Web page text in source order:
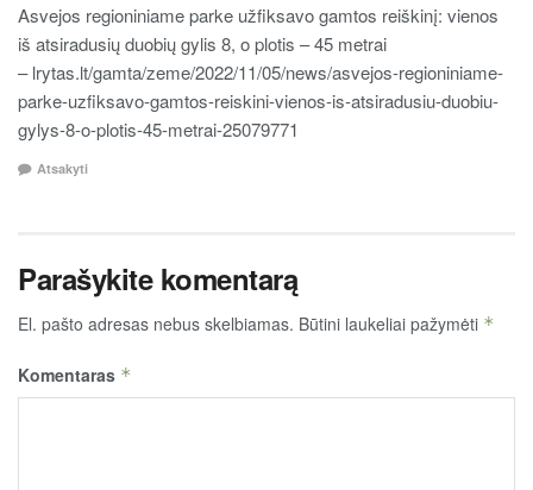
Asvejos regioniniame parke užfiksavo gamtos reiškinį: vienos
iš atsiradusių duobių gylis 8, o plotis – 45 metrai
– lrytas.lt/gamta/zeme/2022/11/05/news/asvejos-regioniniame-
parke-uzfiksavo-gamtos-reiskini-vienos-is-atsiradusiu-duobiu-
gylys-8-o-plotis-45-metrai-25079771
Atsakyti
Parašykite komentarą
El. pašto adresas nebus skelbiamas. Būtini laukeliai pažymėti *
Komentaras *